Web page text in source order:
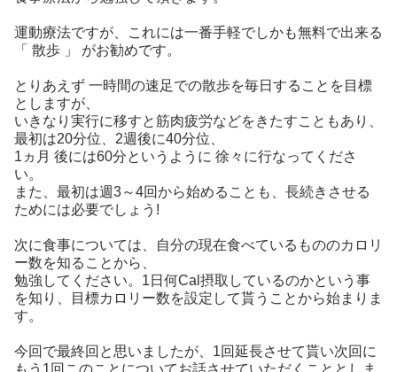
運動療法ですが、これには一番手軽でしかも無料で出来る
「 散歩 」 がお勧めです。
とりあえず 一時間の速足での散歩を毎日することを目標
としますが、
いきなり実行に移すと筋肉疲労などをきたすこともあり、
最初は20分位、2週後に40分位、
1ヵ月 後には60分というように 徐々に行なってくださ
い。
また、最初は週3～4回から始めることも、長続きさせる
ためには必要でしょう!
次に食事については、自分の現在食べているもののカロリ
ー数を知ることから、
勉強してください。1日何Cal摂取しているのかという事
を知り、目標カロリー数を設定して貰うことから始まりま
す。
今回で最終回と思いましたが、1回延長させて貰い次回に
もう1回このことについてお話させていただくこととしま